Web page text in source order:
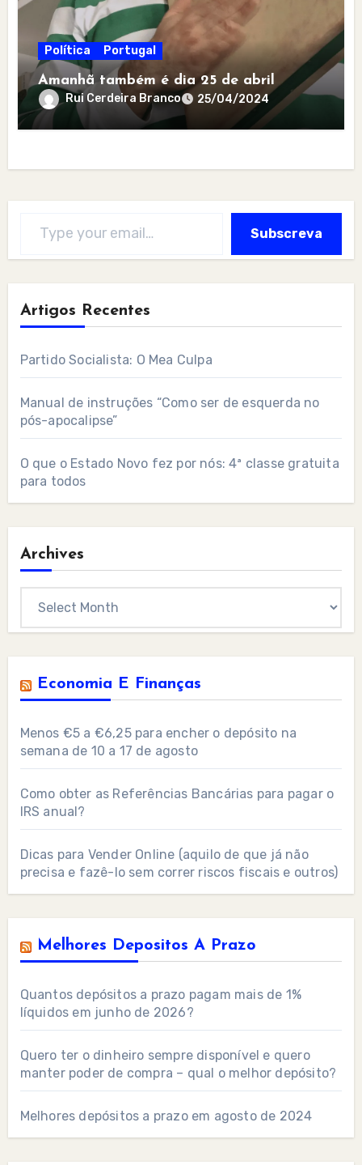
Política Portugal
Amanhã também é dia 25 de abril
Rui Cerdeira Branco 25/04/2024
Subscreva
Artigos Recentes
Partido Socialista: O Mea Culpa
Manual de instruções “Como ser de esquerda no
pós-apocalipse”
O que o Estado Novo fez por nós: 4ª classe gratuita
para todos
Archives
Economia E Finanças
Menos €5 a €6,25 para encher o depósito na
semana de 10 a 17 de agosto
Como obter as Referências Bancárias para pagar o
IRS anual?
Dicas para Vender Online (aquilo de que já não
precisa e fazê-lo sem correr riscos fiscais e outros)
Melhores Depositos A Prazo
Quantos depósitos a prazo pagam mais de 1%
líquidos em junho de 2026?
Quero ter o dinheiro sempre disponível e quero
manter poder de compra – qual o melhor depósito?
Melhores depósitos a prazo em agosto de 2024